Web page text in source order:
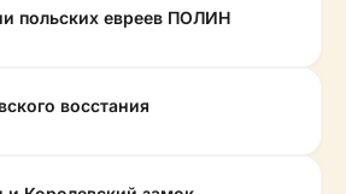
польских евреев ПОЛИН
восстания